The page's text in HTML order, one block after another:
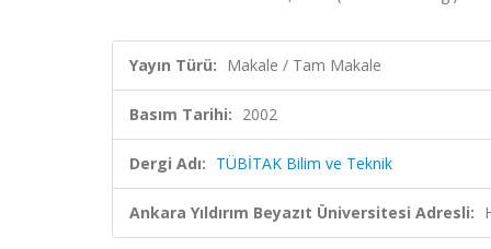
Yayın Türü: Makale / Tam Makale
Basım Tarihi: 2002
Dergi Adı: TÜBİTAK Bilim ve Teknik
Ankara Yıldırım Beyazıt Üniversitesi Adresli: